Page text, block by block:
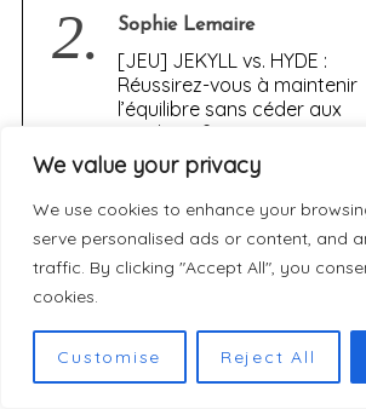
We value your privacy
We use cookies to enhance your
serve personalised ads or content, and
traffic. By clicking "Accept All", you
cookies.
Customise Reject All
2. Sophie Lemaire
[JEU] JEKYLL vs. HYDE :
Réussirez-vous à maintenir
l’équilibre sans céder aux
ténèbres ?
Hyde, un jeu qui illustre
humaine. En tant que passionné de
société, j’ai trouvé votre
3. Marc Lefèvre